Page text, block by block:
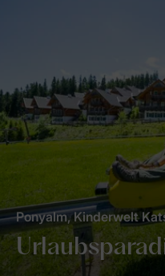
Ponyalm, Kinderwelt